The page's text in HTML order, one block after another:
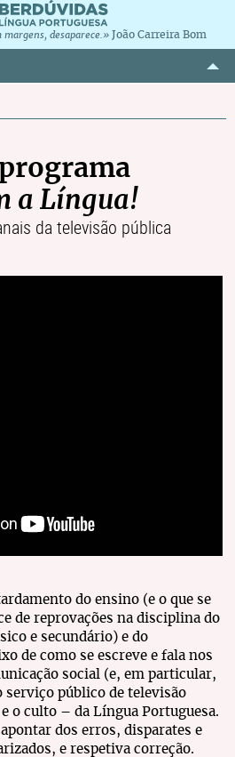
desaparece.» João Carreira Bom
a Língua!
da televisão pública
do ensino (e o que se
de reprovações na disciplina do
e secundário) e do
de como se escreve e fala nos
social (e, em particular,
serviço público de televisão
o culto – da Língua Portuguesa.
dos erros, disparates e
e respetiva correção.